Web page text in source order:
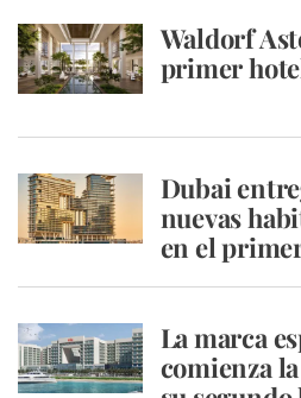
Waldorf
primer
Dubai
nuevas
en el
La marca
comienza